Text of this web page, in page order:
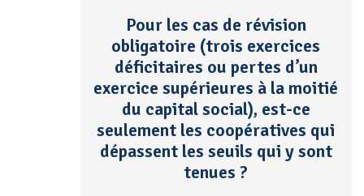
Pour les cas de révision
obligatoire (trois exercices
déficitaires ou pertes d’un
exercice supérieures à la moitié
du capital social), est-ce
seulement les coopératives qui
dépassent les seuils qui y sont
tenues ?